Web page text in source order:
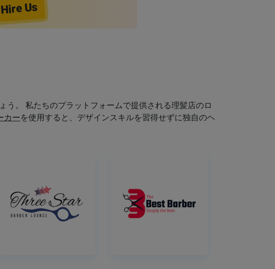
Hire Us
。 私たちのプラットフォームで提供される理髪店のロ
カーを使用すると、デザインスキルを習得せずに独自のヘ